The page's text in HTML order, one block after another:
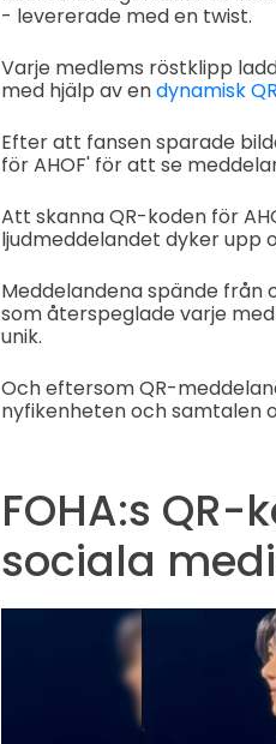
- levererade med en twist.
Varje medlems röstklipp
med hjälp av endynamisk
Efter att fansen sparade
för AHOF' för att se
Att skanna QR-koden för
ljudmeddelandet dyker upp
Meddelandena spände
som återspeglade varje
unik.
Och eftersom QR-
nyfikenheten och samtalen
FOHA:s
sociala